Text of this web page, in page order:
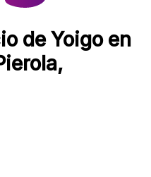
de Yoigo en